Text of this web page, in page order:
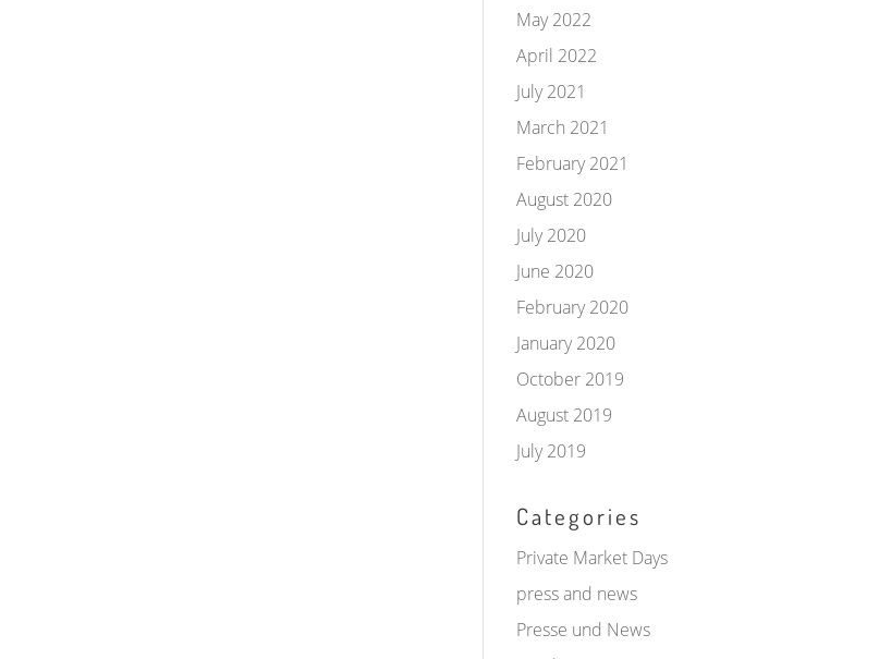
May 2022
April 2022
July 2021
March 2021
February 2021
August 2020
July 2020
June 2020
February 2020
January 2020
October 2019
August 2019
July 2019
Categories
Private Market Days
press and news
Presse und News